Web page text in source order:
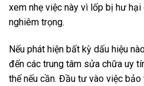
xem nhẹ việc này vì lốp bị hư hại
nghiêm trọng.
Nếu phát hiện bất kỳ dấu hiệu
đến các trung tâm sửa chữa uy
thế nếu cần. Đầu tư vào việc